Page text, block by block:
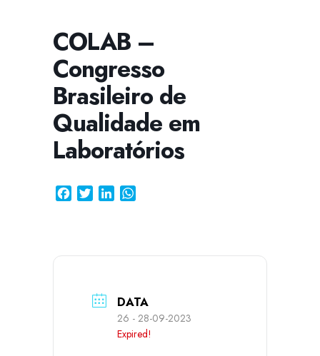
COLAB –
Congresso
Brasileiro de
Qualidade em
Laboratórios
FacebookTwitterLinkedIn
DATA
26 - 28-09-2023
Expired!
CISSA
Assistente Virtual do CISAB